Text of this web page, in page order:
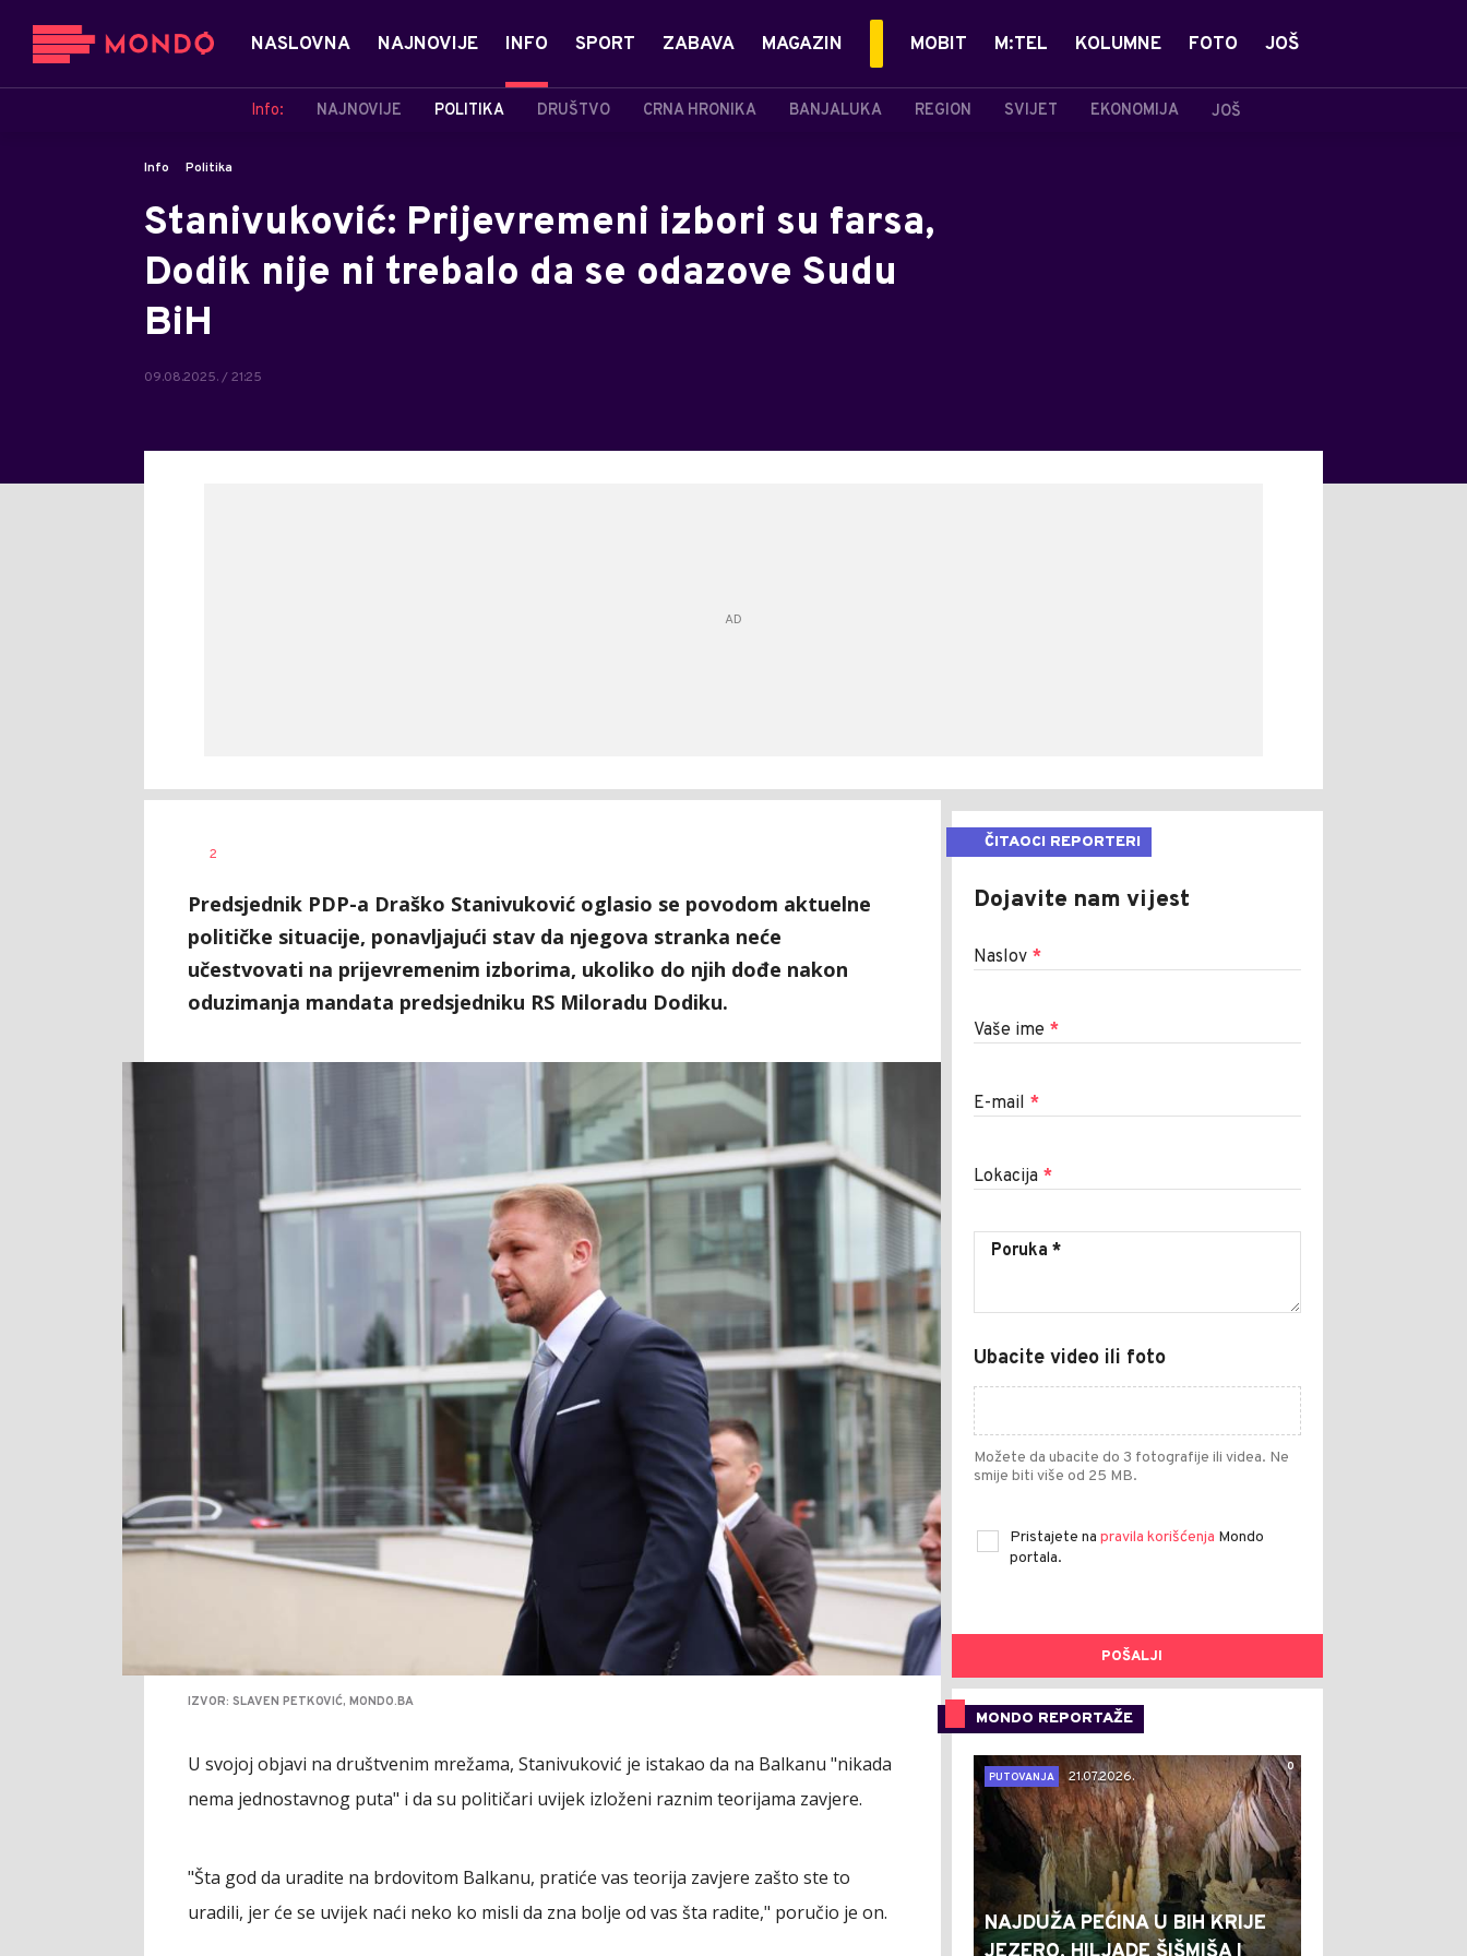
NASLOVNA NAJNOVIJE INFO
Info: NAJNOVIJE POLITIKA DRUŠTVO CRNA HRONIKA BANJALUKA REGION SVIJET EKONOMIJA JOŠ
SPORT ZABAVA MAGAZIN MOBIT M:TEL KOLUMNE FOTO JOŠ
Info Politika
Stanivuković: Prijevremeni izbori su farsa,
Dodik nije ni trebalo da se odazove Sudu
BiH
09.08.2025. / 21:25
AUTOR
2
Predsjednik PDP-a Draško Stanivuković oglasio se povodom aktuelne
političke situacije, ponavljajući stav da njegova stranka neće
učestvovati na prijevremenim izborima, ukoliko do njih dođe nakon
oduzimanja mandata predsjedniku RS Miloradu Dodiku.
IZVOR: SLAVEN PETKOVIĆ, MONDO.BA
U svojoj objavi na društvenim mrežama, Stanivuković je istakao da na Balkanu "nikada
nema jednostavnog puta" i da su političari uvijek izloženi raznim teorijama zavjere.
"Šta god da uradite na brdovitom Balkanu, pratiće vas teorija zavjere zašto ste to
uradili, jer će se uvijek naći neko ko misli da zna bolje od vas šta radite," poručio je on.
ČITAOCI REPORTERI
Dojavite nam vijest
Naslov *
Vaše ime *
E-mail *
Lokacija *
Ubacite video ili foto
Možete da ubacite do 3 fotografije ili videa. Ne
smije biti više od 25 MB.
Pristajete na pravila korišćenja Mondo
portala.
POŠALJI
MONDO REPORTAŽE
0
PUTOVANJA
21.07.2026.
NAJDUŽA PEĆINA U BIH KRIJE